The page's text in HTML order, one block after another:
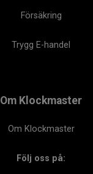
Försäkring
Trygg E-handel
Om Klockmaster
Om Klockmaster
Följ oss på: